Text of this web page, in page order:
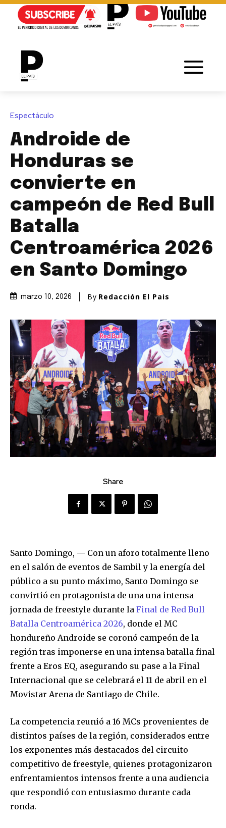
Espectáculo
Androide de
Honduras se
convierte en
campeón de Red Bull
Batalla
Centroamérica 2026
en Santo Domingo
marzo 10, 2026 By Redacción El Pais
Share
Santo Domingo, — Con un aforo totalmente lleno
en el salón de eventos de Sambil y la energía del
público a su punto máximo, Santo Domingo se
convirtió en protagonista de una una intensa
jornada de freestyle durante la Final de Red Bull
Batalla Centroamérica 2026, donde el MC
hondureño Androide se coronó campeón de la
región tras imponerse en una intensa batalla final
frente a Eros EQ, asegurando su pase a la Final
Internacional que se celebrará el 11 de abril en el
Movistar Arena de Santiago de Chile.
La competencia reunió a 16 MCs provenientes de
distintos países de la región, considerados entre
los exponentes más destacados del circuito
competitivo de freestyle, quienes protagonizaron
enfrentamientos intensos frente a una audiencia
que respondió con entusiasmo durante cada
ronda.